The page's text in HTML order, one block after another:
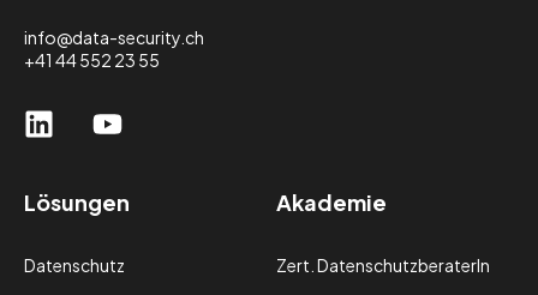
info@data-security.ch
+41 44 552 23 55
Lösungen
Datenschutz
Akademie
Zert. DatenschutzberaterIn